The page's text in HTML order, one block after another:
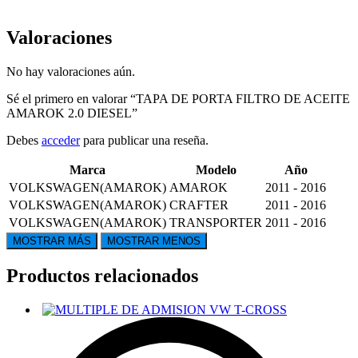
Valoraciones
No hay valoraciones aún.
Sé el primero en valorar “TAPA DE PORTA FILTRO DE ACEITE
AMAROK 2.0 DIESEL”
Debes accederpara publicar una reseña.
Marca Modelo
Año
VOLKSWAGEN(AMAROK) AMAROK
2011 - 2016
VOLKSWAGEN(AMAROK) CRAFTER
2011 - 2016
VOLKSWAGEN(AMAROK) TRANSPORTER 2011 - 2016
Productos relacionados